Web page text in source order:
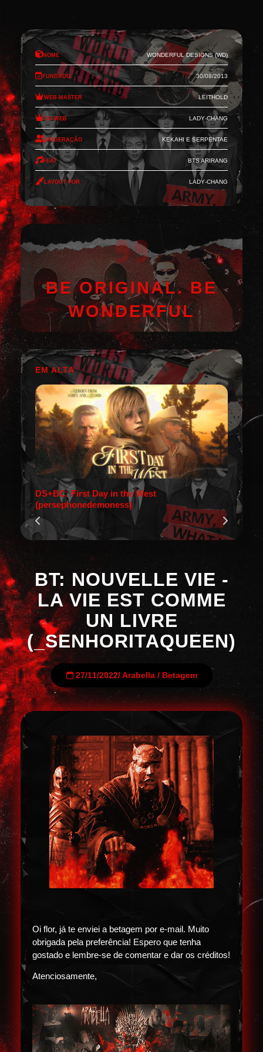
Nome Wonderful Designs (WD)
Fundado 30/08/2013
Web-Master Leithold
Co-Web Lady-Chang
Moderação Kekahi e Serpentae
Feat BTS Arirang
Layout por Lady-Chang
BE ORIGINAL. BE
WONDERFUL
EM ALTA
DS+BC: First Day in the West
(persephonedemoness)
BT: NOUVELLE VIE -
LA VIE EST COMME
UN LIVRE
(_SENHORITAQUEEN)
27/11/2022/ Arabella/ Betagem
Oi flor, já te enviei a betagem por e-mail. Muito
obrigada pela preferência! Espero que tenha
gostado e lembre-se de comentar e dar os créditos!
Atenciosamente,